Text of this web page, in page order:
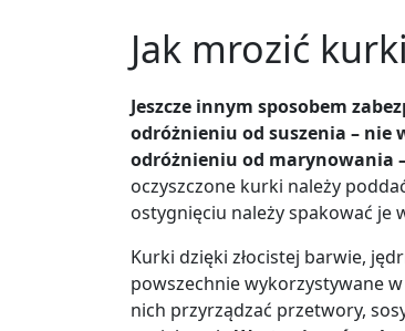
Jak mrozić
Jeszcze innym sposobem
odróżnieniu od suszenia – nie
odróżnieniu od marynowania
oczyszczone kurki należy
ostygnięciu należy spakować je
Kurki dzięki złocistej barwie,
powszechnie wykorzystywane
nich przyrządzać przetwory,